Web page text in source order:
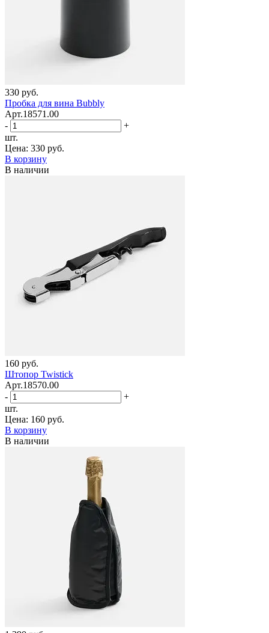
330 руб.
Пробка для вина Bubbly
Арт.18571.00
-
+
шт.
Цена: 330 руб.
В корзину
В наличии
160 руб.
Штопор Twistick
Арт.18570.00
-
+
шт.
Цена: 160 руб.
В корзину
В наличии